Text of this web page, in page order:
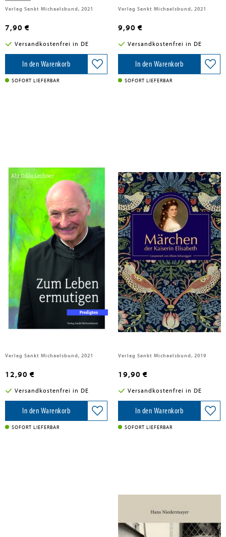
Verlag Sankt Michaelsbund, 2021
7,90 €
Versandkostenfrei in DE
In den Warenkorb
SOFORT LIEFERBAR
Verlag Sankt Michaelsbund, 2021
9,90 €
Versandkostenfrei in DE
In den Warenkorb
SOFORT LIEFERBAR
Lechner, Odilo; Eckert OSB, Johannes; Mitarbeit:Eckert OSB, Johannes
Zum Leben ermutigen
Verlag Sankt Michaelsbund, 2021
12,90 €
Versandkostenfrei in DE
In den Warenkorb
SOFORT LIEFERBAR
Schweiggert, Alfons
Märchen der Kaiserin Elisabeth
Verlag Sankt Michaelsbund, 2019
19,90 €
Versandkostenfrei in DE
In den Warenkorb
SOFORT LIEFERBAR